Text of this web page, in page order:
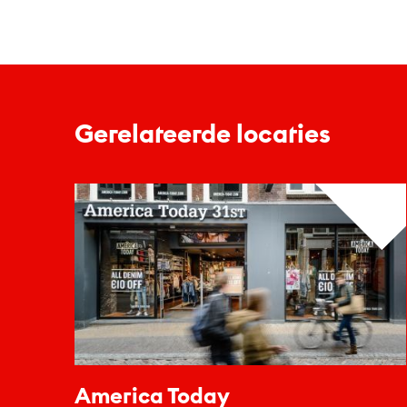
Gerelateerde locaties
America Today